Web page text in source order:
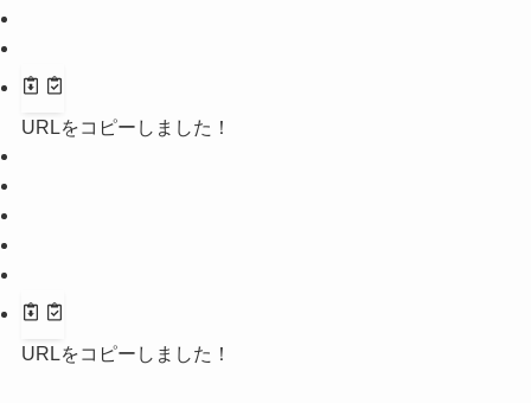
URLをコピーしました！
URLをコピーしました！